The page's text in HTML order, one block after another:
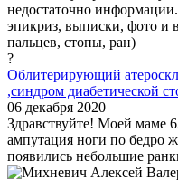
недостаточно
эпикриз, выписки, фото и
пальцев, стопы, ран)
?
Облитерирующий
,синдром диабетической
06 декабря 2020
Здравствуйте! Моей маме
ампутация ноги по бедро
появились небольшие